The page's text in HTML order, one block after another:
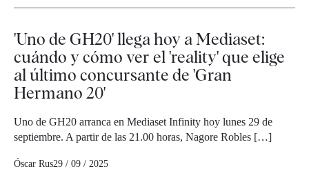
'Uno de GH20' llega hoy a Mediaset:
cuándo y cómo ver el 'reality' que elige
al último concursante de 'Gran
Hermano 20'
Uno de GH20 arranca en Mediaset Infinity hoy lunes 29 de
septiembre. A partir de las 21.00 horas, Nagore Robles […]
Óscar Rus29 / 09 / 2025